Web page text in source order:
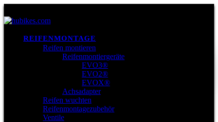
REIFENMONTAGE
Reifen montieren
Reifenmontiergeräte
EVO3®
EVO2®
EVOX®
Achsadapter
Reifen wuchten
Reifenmontagezubehör
Ventile